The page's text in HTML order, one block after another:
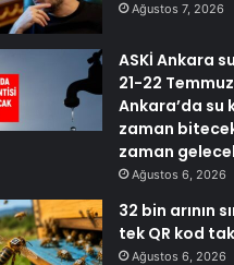
Ağustos 7, 2026
ASKİ Ankara
21-22 Temmuz
Ankara’da su
zaman
zaman
Ağustos 6, 2026
32 bin arının
tek QR kod
Ağustos 6, 2026